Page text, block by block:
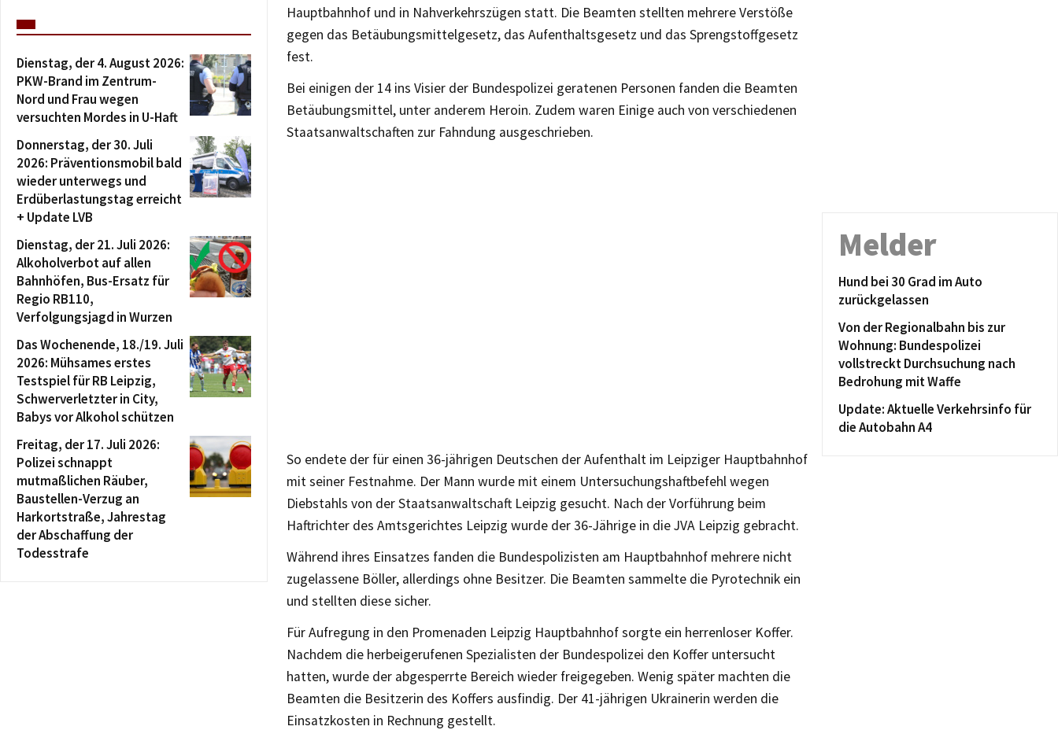
Hauptbahnhof und in Nahverkehrszügen statt. Die Beamten stellten mehrere Verstöße
gegen das Betäubungsmittelgesetz, das Aufenthaltsgesetz und das Sprengstoffgesetz
fest.
Bei einigen der 14 ins Visier der Bundespolizei geratenen Personen fanden die Beamten
Betäubungsmittel, unter anderem Heroin. Zudem waren Einige auch von verschiedenen
Staatsanwaltschaften zur Fahndung ausgeschrieben.
So endete der für einen 36-jährigen Deutschen der Aufenthalt im Leipziger Hauptbahnhof
mit seiner Festnahme. Der Mann wurde mit einem Untersuchungshaftbefehl wegen
Diebstahls von der Staatsanwaltschaft Leipzig gesucht. Nach der Vorführung beim
Haftrichter des Amtsgerichtes Leipzig wurde der 36-Jährige in die JVA Leipzig gebracht.
Während ihres Einsatzes fanden die Bundespolizisten am Hauptbahnhof mehrere nicht
zugelassene Böller, allerdings ohne Besitzer. Die Beamten sammelte die Pyrotechnik ein
und stellten diese sicher.
Für Aufregung in den Promenaden Leipzig Hauptbahnhof sorgte ein herrenloser Koffer.
Nachdem die herbeigerufenen Spezialisten der Bundespolizei den Koffer untersucht
hatten, wurde der abgesperrte Bereich wieder freigegeben. Wenig später machten die
Beamten die Besitzerin des Koffers ausfindig. Der 41-jährigen Ukrainerin werden die
Einsatzkosten in Rechnung gestellt.
Dienstag, der 4. August 2026:
PKW-Brand im Zentrum-
Nord und Frau wegen
versuchten Mordes in U-Haft
Donnerstag, der 30. Juli
2026: Präventionsmobil bald
wieder unterwegs und
Erdüberlastungstag erreicht
+ Update LVB
Dienstag, der 21. Juli 2026:
Alkoholverbot auf allen
Bahnhöfen, Bus-Ersatz für
Regio RB110,
Verfolgungsjagd in Wurzen
Das Wochenende, 18./19. Juli
2026: Mühsames erstes
Testspiel für RB Leipzig,
Schwerverletzter in City,
Babys vor Alkohol schützen
Freitag, der 17. Juli 2026:
Polizei schnappt
mutmaßlichen Räuber,
Baustellen-Verzug an
Harkortstraße, Jahrestag
der Abschaffung der
Todesstrafe
Melder
Hund bei 30 Grad im Auto
zurückgelassen
Von der Regionalbahn bis zur
Wohnung: Bundespolizei
vollstreckt Durchsuchung nach
Bedrohung mit Waffe
Update: Aktuelle Verkehrsinfo für
die Autobahn A4